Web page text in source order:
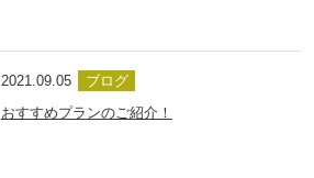
2021.09.05
ブログ
おすすめプランのご紹介！